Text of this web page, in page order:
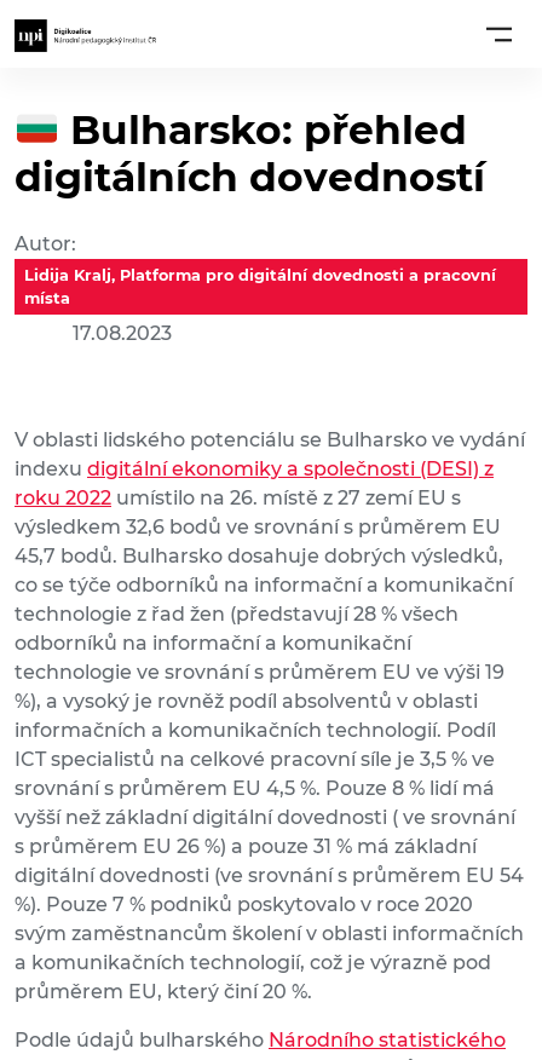
Bulharsko: přehled
digitálních dovedností
Autor:
Lidija Kralj, Platforma pro digitální dovednosti a pracovní
místa
17.08.2023
V oblasti lidského potenciálu se Bulharsko ve vydání
indexu digitální ekonomiky a společnosti (DESI) z
roku 2022 umístilo na 26. místě z 27 zemí EU s
výsledkem 32,6 bodů ve srovnání s průměrem EU
45,7 bodů. Bulharsko dosahuje dobrých výsledků,
co se týče odborníků na informační a komunikační
technologie z řad žen (představují 28 % všech
odborníků na informační a komunikační
technologie ve srovnání s průměrem EU ve výši 19
%), a vysoký je rovněž podíl absolventů v oblasti
informačních a komunikačních technologií. Podíl
ICT specialistů na celkové pracovní síle je 3,5 % ve
srovnání s průměrem EU 4,5 %. Pouze 8 % lidí má
vyšší než základní digitální dovednosti ( ve srovnání
s průměrem EU 26 %) a pouze 31 % má základní
digitální dovednosti (ve srovnání s průměrem EU 54
%). Pouze 7 % podniků poskytovalo v roce 2020
svým zaměstnancům školení v oblasti informačních
a komunikačních technologií, což je výrazně pod
průměrem EU, který činí 20 %.
Podle údajů bulharského Národního statistického